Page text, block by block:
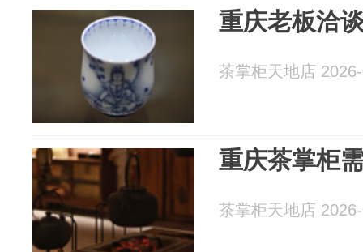
重庆老板洽
茶掌柜天地店
重庆茶掌柜
茶掌柜天地店